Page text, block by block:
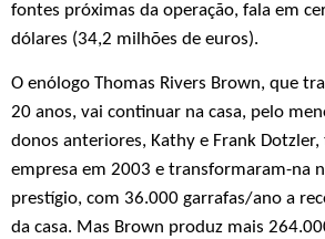
fontes próximas da operação, fala em
dólares (34,2 milhões de euros).
O enólogo Thomas Rivers Brown, que
20 anos, vai continuar na casa, pelo
donos anteriores, Kathy e Frank
empresa em 2003 e transformaram-na
prestígio, com 36.000 garrafas/ano a
da casa. Mas Brown produz mais